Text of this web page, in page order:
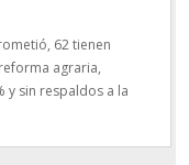
62 tienen
agraria,
y sin respaldos a la